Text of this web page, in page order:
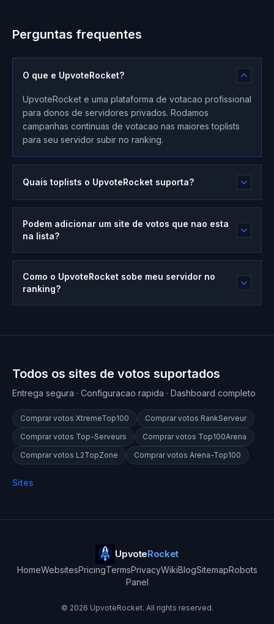
Perguntas frequentes
O que e UpvoteRocket?
UpvoteRocket e uma plataforma de votacao profissional
para donos de servidores privados. Rodamos
campanhas continuas de votacao nas maiores toplists
para seu servidor subir no ranking.
Quais toplists o UpvoteRocket suporta?
Podem adicionar um site de votos que nao esta
na lista?
Como o UpvoteRocket sobe meu servidor no
ranking?
Todos os sites de votos suportados
Entrega segura · Configuracao rapida · Dashboard completo
Comprar votos XtremeTop100 Comprar votos RankServeur
Comprar votos Top-Serveurs Comprar votos Top100Arena
Comprar votos L2TopZone Comprar votos Arena-Top100
Sites
UpvoteRocket
HomeWebsitesPricingTermsPrivacyWikiBlogSitemapRobots
Panel
© 2026 UpvoteRocket. All rights reserved.